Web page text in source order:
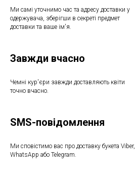
Ми самі уточнимо час та адресу доставки у
одержувача, зберігши в секреті предмет
доставки та ваше ім'я.
Завжди вчасно
Чемні кур'єри завжди доставляють квіти
точно вчасно.
SMS-повідомлення
Ми сповістимо вас про доставку букета Viber,
WhatsApp або Telegram.